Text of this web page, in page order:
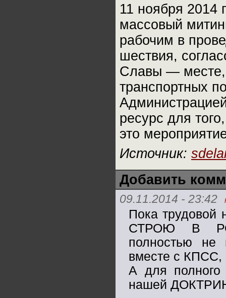
11 ноября 2014
массовый
рабочим в
шествия,
Славы — месте,
транспортных
ресурс для
это
Источник:
Добавить
09.11.2014 - 23:42
Пока
СТРОЮ В
полностью не
вместе с КПСС,
А для полного
нашей